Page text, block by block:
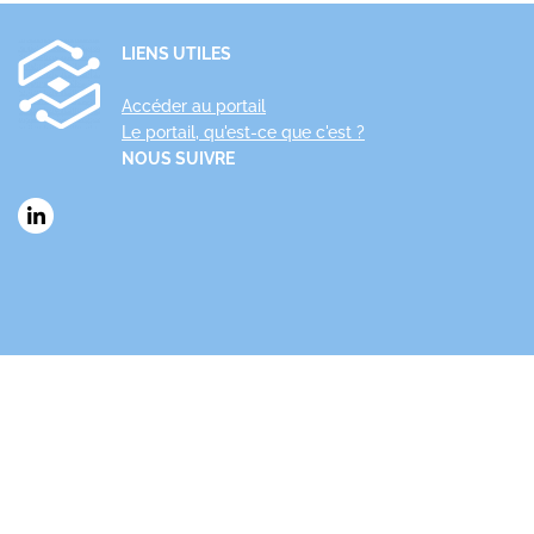
LIENS UTILES
Accéder au portail
Le portail, qu'est-ce que c'est ?
NOUS SUIVRE